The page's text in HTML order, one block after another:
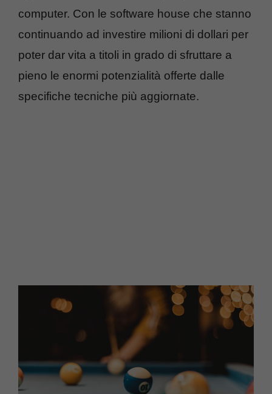
computer. Con le software house che stanno
continuando ad investire milioni di dollari per
poter dar vita a titoli in grado di sfruttare a
pieno le enormi potenzialità offerte dalle
specifiche tecniche più aggiornate.